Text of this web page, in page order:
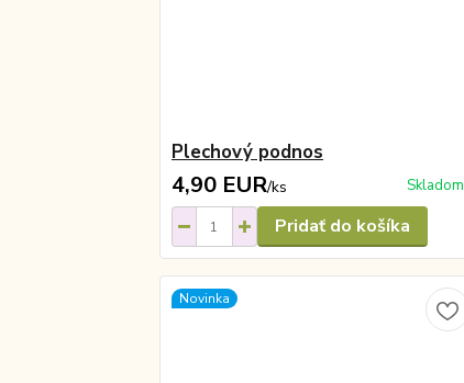
Plechový podnos
4,90 EUR/ks Skladom
Pridať do košíka
Novinka